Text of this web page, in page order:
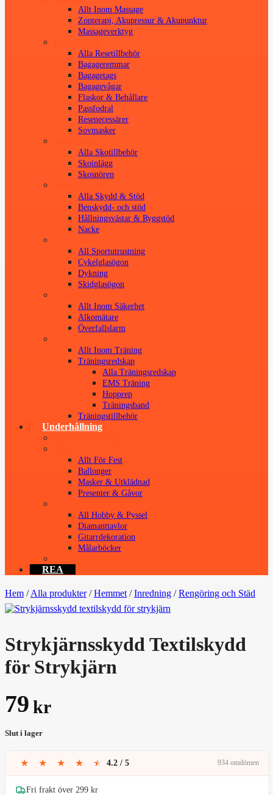
Allt Inom Massage
Zonterapi, Akupressur & Akupunktur
Massageverktyg
Alla Resetillbehör
Bagageremmar
Bagagetags
Bagagevågar
Flaskor & Behållare
Passfodral
Resenecessärer
Sovmasker
Alla Skotillbehör
Skoinlägg
Skosnören
Alla Skydd & Stöd
Benskydd- och stöd
Hållningsvästar & Ryggstöd
Nacke
All Sportutrustning
Cykelglasögon
Dykning
Skidglasögon
Allt Inom Säkerhet
Alkomätare
Överfallslarm
Allt Inom Träning
Träningsredskap
Alla Träningsredskap
EMS Träning
Hopprep
Träningsband
Träningstillbehör
Underhållning
Allt För Fest
Ballonger
Masker & Utklädnad
Presenter & Gåvor
All Hobby & Pyssel
Diamanttavlor
Gitarrdekoration
Målarböcker
REA
Hem / Alla produkter / Hemmet / Inredning / Rengöring och Städ
Strykjärnsskydd Textilskydd
för Strykjärn
79 kr
Slut i lager
★ ★ ★ ★ ★ 4.2 / 5 934 omdömen
Fri frakt över 299 kr